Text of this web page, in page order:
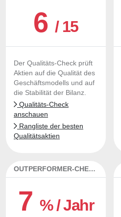
6/ 15
Der Qualitäts-Check prüft
Aktien auf die Qualität des
Geschäftsmodells und auf
die Stabilität der Bilanz.
Qualitäts-Check
anschauen
Rangliste der besten
Qualitätsaktien
OUTPERFORMER-CHECK
7 % / Jahr